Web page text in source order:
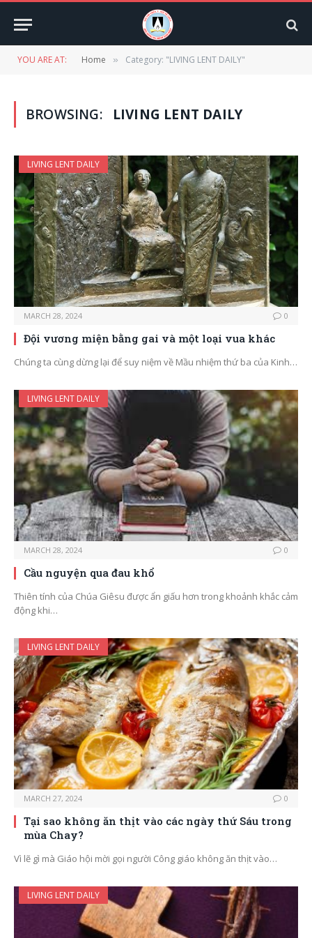
YOU ARE AT: Home » Category: "LIVING LENT DAILY"
BROWSING: LIVING LENT DAILY
LIVING LENT DAILY
MARCH 28, 2024 0
Đội vương miện bằng gai và một loại vua khác
Chúng ta cùng dừng lại để suy niệm về Mầu nhiệm thứ ba của Kinh…
LIVING LENT DAILY
MARCH 28, 2024 0
Cầu nguyện qua đau khổ
Thiên tính của Chúa Giêsu được ẩn giấu hơn trong khoảnh khắc cảm
động khi…
LIVING LENT DAILY
MARCH 27, 2024 0
Tại sao không ăn thịt vào các ngày thứ Sáu trong
mùa Chay?
Vì lẽ gì mà Giáo hội mời gọi người Công giáo không ăn thịt vào…
LIVING LENT DAILY